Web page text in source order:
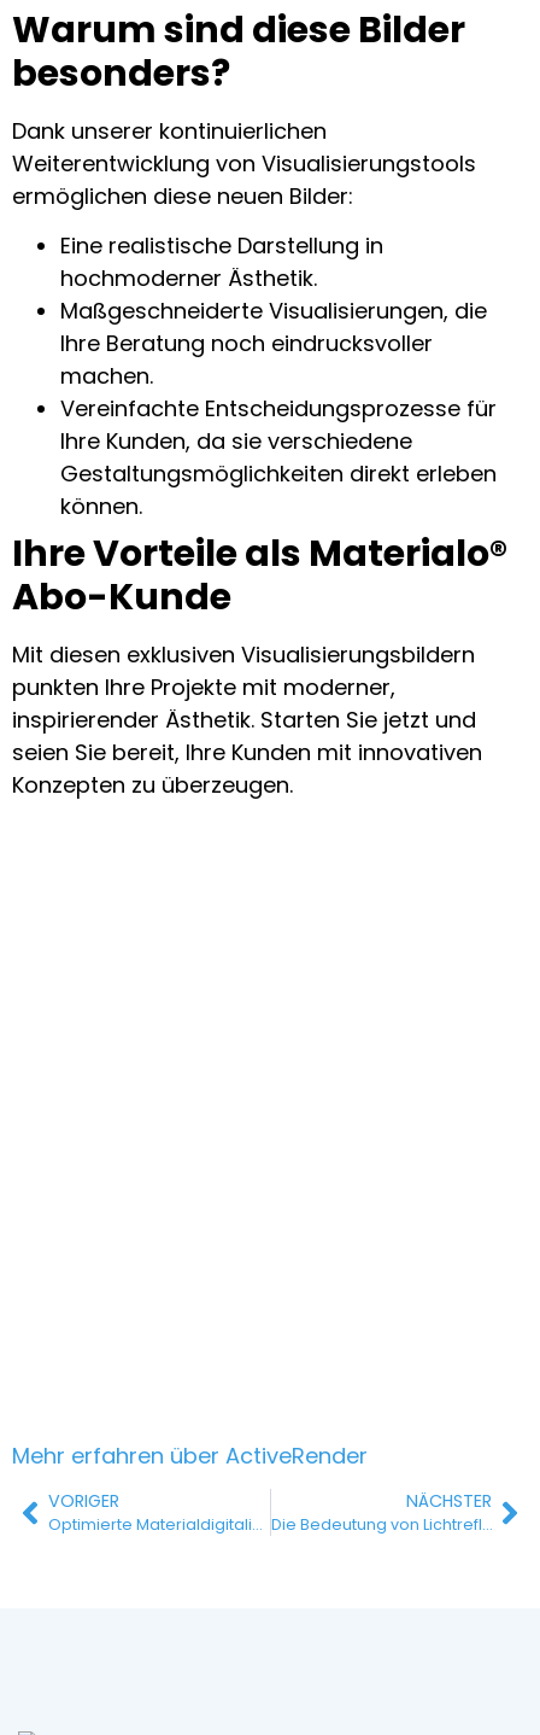
Warum sind diese Bilder
besonders?
Dank unserer kontinuierlichen
Weiterentwicklung von Visualisierungstools
ermöglichen diese neuen Bilder:
Eine realistische Darstellung in
hochmoderner Ästhetik.
Maßgeschneiderte Visualisierungen, die
Ihre Beratung noch eindrucksvoller
machen.
Vereinfachte Entscheidungsprozesse für
Ihre Kunden, da sie verschiedene
Gestaltungsmöglichkeiten direkt erleben
können.
Ihre Vorteile als Materialo®
Abo-Kunde
Mit diesen exklusiven Visualisierungsbildern
punkten Ihre Projekte mit moderner,
inspirierender Ästhetik. Starten Sie jetzt und
seien Sie bereit, Ihre Kunden mit innovativen
Konzepten zu überzeugen.
Mehr erfahren über ActiveRender
VORIGER
Optimierte Materialdigitalisierung
NÄCHSTER
Die Bedeutung von Lichtreflexionswerten im Interior Design